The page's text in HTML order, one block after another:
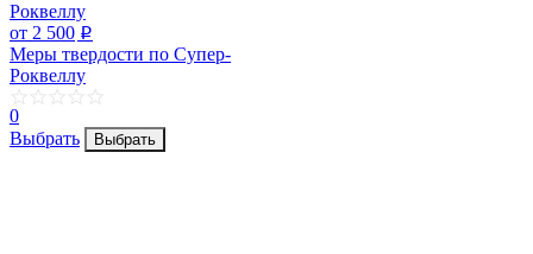
от 2 500 p
Меры твердости по Супер-
Роквеллу
0
Выбрать
Выбрать